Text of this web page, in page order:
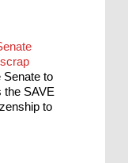
Senate to
the SAVE
to